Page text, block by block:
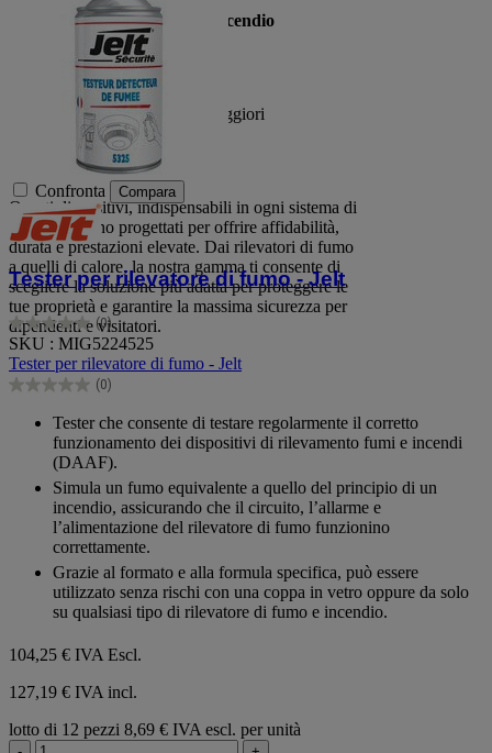
Vantaggi dei Rilevatori Antincendio
Rilevazione tempestiva
Protezione continua
Prevenzione di danni maggiori
Facile installazione
Conformità normativa
Questi dispositivi, indispensabili in ogni sistema di
sicurezza, sono progettati per offrire affidabilità,
durata e prestazioni elevate. Dai rilevatori di fumo
a quelli di calore, la nostra gamma ti consente di
scegliere la soluzione più adatta per proteggere le
tue proprietà e garantire la massima sicurezza per
dipendenti e visitatori.
Confronta Compara
Tester per rilevatore di fumo - Jelt
(0)
0.0
su
5
stelle.
SKU : MIG5224525
Tester per rilevatore di fumo - Jelt
(0)
0.0
Tester che consente di testare regolarmente il corretto
funzionamento dei dispositivi di rilevamento fumi e incendi
(DAAF).
Simula un fumo equivalente a quello del principio di un
incendio, assicurando che il circuito, l’allarme e
l’alimentazione del rilevatore di fumo funzionino
correttamente.
Grazie al formato e alla formula specifica, può essere
utilizzato senza rischi con una coppa in vetro oppure da solo
su qualsiasi tipo di rilevatore di fumo e incendio.
104,25 € IVA Escl.
127,19 € IVA incl.
lotto di 12 pezzi 8,69 € IVA escl. per unità